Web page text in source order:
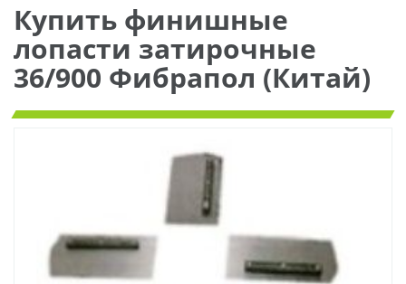
Купить финишные
лопасти затирочные
36/900 Фибрапол (Китай)